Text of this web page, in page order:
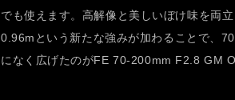
でも使えます。高解像と美しいぼけ味を両
0.96mという新たな強みが加わることで、
になく広げたのがFE 70-200mm F2.8 GM